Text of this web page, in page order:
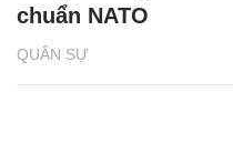
QUÂN SỰ
chuẩn NATO